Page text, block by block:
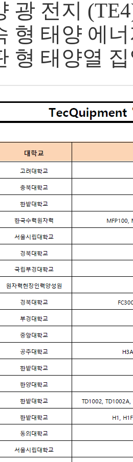
광 전지
형 태양 에
형 태양열